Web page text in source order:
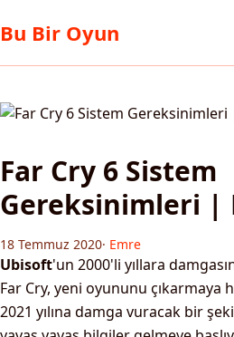
Bu Bir Oyun
Far Cry 6 Sistem
Gereksinimleri |
18 Temmuz 2020· Emre
Ubisoft'un 2000'li yıllara
Far Cry, yeni oyununu çıkarmaya
2021 yılına damga vuracak bir